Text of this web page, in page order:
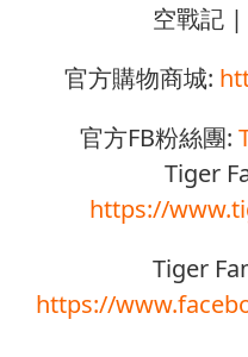
空戰記 |
官方購物商城:
官方FB粉絲團:
Tiger
https://
Tiger
https://